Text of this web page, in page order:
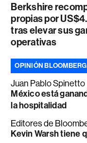
Berkshire
propias por
tras elevar sus
operativas
OPINIÓN BLOOMBERG
Juan Pablo Spinetto
México está
la hospitalidad
Editores de
Kevin Warsh tiene